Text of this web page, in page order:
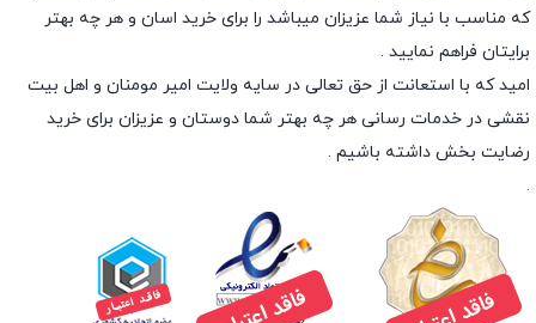
که مناسب با نیاز شما عزیزان میباشد را برای خرید اسان و هر چه بهتر
برایتان فراهم نمایید .
امید که با استعانت از حق تعالی در سایه ولایت امیر مومنان و اهل بیت
نقشی در خدمات رسانی هر چه بهتر شما دوستان و عزیزان برای خرید
رضایت بخش داشته باشیم .
.